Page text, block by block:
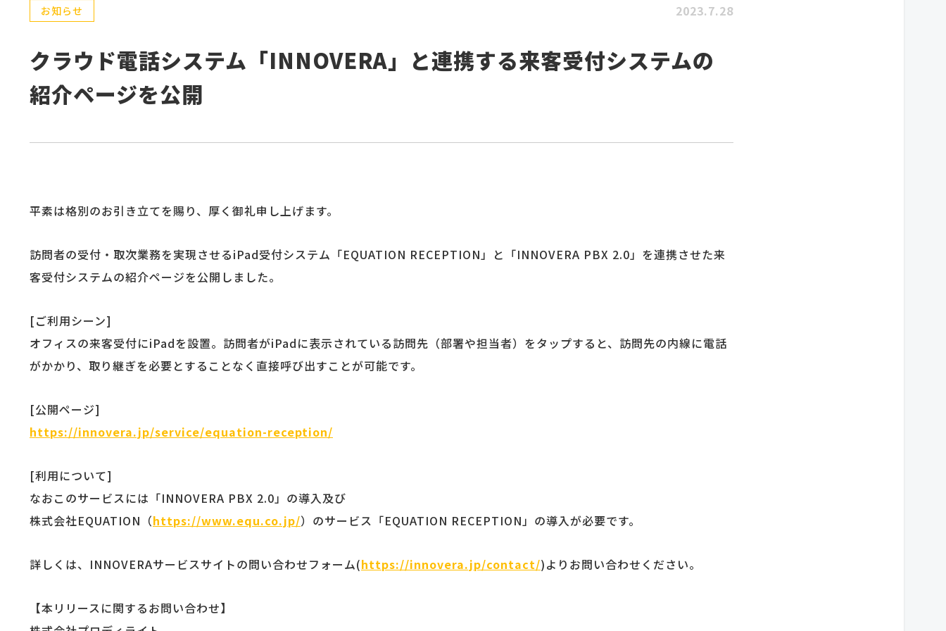
お知らせ 2023.7.28
クラウド電話システム「INNOVERA」と連携する来客受付システムの
紹介ページを公開
平素は格別のお引き立てを賜り、厚く御礼申し上げます。
訪問者の受付・取次業務を実現させるiPad受付システム「EQUATION RECEPTION」と「INNOVERA PBX 2.0」を連携させた来
客受付システムの紹介ページを公開しました。
[ご利用シーン]
オフィスの来客受付にiPadを設置。訪問者がiPadに表示されている訪問先（部署や担当者）をタップすると、訪問先の内線に電話
がかかり、取り継ぎを必要とすることなく直接呼び出すことが可能です。
[公開ページ]
https://innovera.jp/service/equation-reception/
[利用について]
なおこのサービスには「INNOVERA PBX 2.0」の導入及び
株式会社EQUATION（https://www.equ.co.jp/）のサービス「EQUATION RECEPTION」の導入が必要です。
詳しくは、INNOVERAサービスサイトの問い合わせフォーム(https://innovera.jp/contact/)よりお問い合わせください。
【本リリースに関するお問い合わせ】